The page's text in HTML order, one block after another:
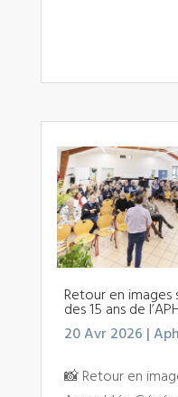
Retour en images
des 15 ans de
20 Avr 2026 |
📸 Retour en